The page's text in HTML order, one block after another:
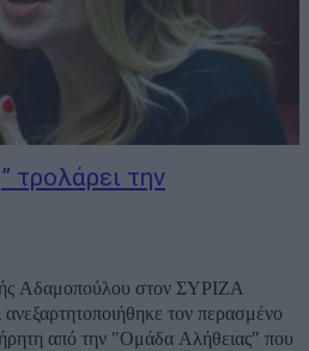
τρολάρει την
Αδαμοπούλου στον ΣΥΡΙΖΑ
τον περασμένο
από την "Ομάδα Αλήθειας" που